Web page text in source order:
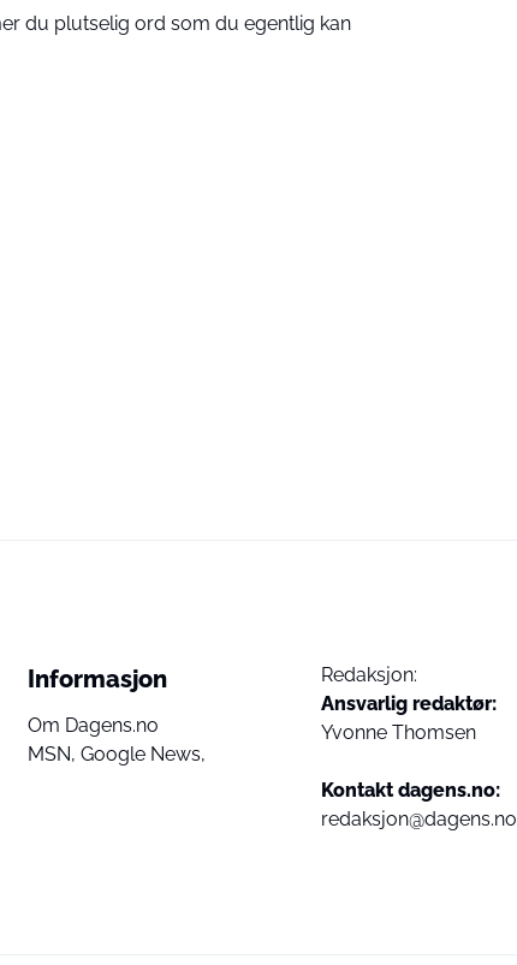
du plutselig ord som du egentlig kan
Informasjon
Om Dagens.no
MSN, Google News,
Redaksjon:
Ansvarlig redaktør:
Yvonne Thomsen
Kontakt dagens.no:
redaksjon@dagens.no